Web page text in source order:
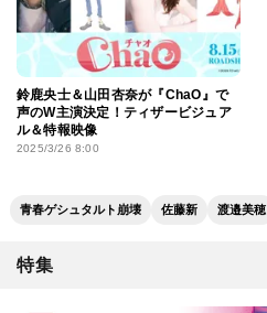
鈴鹿央士＆山田杏奈が『ChaO』で
声のW主演決定！ティザービジュア
ル＆特報映像
2025/3/26 8:00
青春ゲシュタルト崩壊 佐藤新 渡邉美穂
特集